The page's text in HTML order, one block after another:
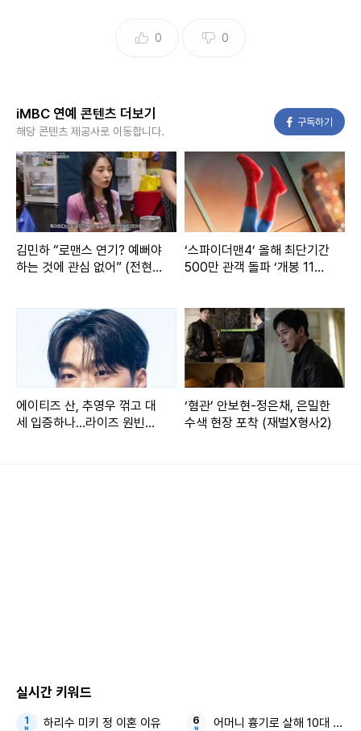
해한다. 스튜디오에서 이를 지켜보던 ‘교장’ 이승철은 “우리 우
실수로 잘못 말하는 등 인생 최대치 뚝딱거림을 보인다.
0 0
iMBC 연예 콘텐츠 더보기
해당 콘텐츠 제공사로 이동합니다.
구독하기
김민하 “로맨스 연기? 예뻐야
하는 것에 관심 없어” (전현무
‘스파이더맨4’ 올해 최단기간
500만 관객 돌파 ‘개봉 11일
에이티즈 산, 추영우 꺾고 대
세 입증하나…라이즈 원빈도
‘혐관’ 안보현-정은채, 은밀한
수색 현장 포착 (재벌X형사2)
실시간 키워드
하리수 미키 정 이혼 이유 어머니 흉기로 살해 10대 아들